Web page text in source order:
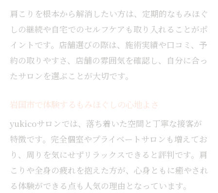
もみほぐしを最大限に活かす活用法
自宅でも可能なもみほぐしセルフケア
もみほぐし体験前に知りたいポイント
格安でも満足できるもみほぐしの選び方
せ術
忙しい毎日に手軽なもみほぐしを取り入れる
短時間でも実感できるもみほぐしの魅力
出張サービスで手軽にもみほぐし体験
仕事帰りのリフレッシュにもみほぐし利用
もみほぐしサロンの予約活用術を紹介
肩こりを根本から解消したい方は、定期的なもみほぐ
しの継続や自宅でのセルフケアも取り入れることがポ
イントです。店舗選びの際は、施術実績や口コミ、予
約の取りやすさ、店舗の雰囲気を確認し、自分に合っ
たサロンを選ぶことが大切です。
岩国市で体験するもみほぐしの心地よさ
yukicoサロンでは、落ち着いた空間と丁寧な接客が
特徴です。完全個室やプライベートサロンも増えてお
り、周りを気にせずリラックスできると評判です。肩
こりや全身の疲れを抱えた方が、心身ともに癒やされ
る体験ができる点も人気の理由となっています。